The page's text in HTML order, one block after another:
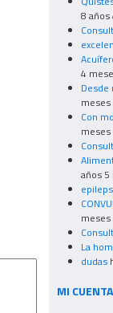
8
4
Desde
meses
Con
meses
años
meses
La
dudas
MI CUENTA